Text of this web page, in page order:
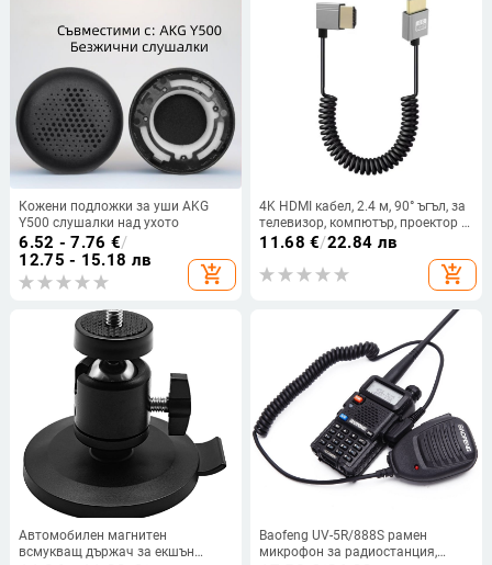
Кожени подложки за уши AKG
Y500 слушалки над ухото
6.52 - 7.76 €/
12.75 - 15.18 лв
add_shopping_cart
4K HDMI кабел, 2.4 м, 90° ъгъл, за
телевизор, компютър, проектор и
камера
11.68 €/22.84 лв
add_shopping_cart
Автомобилен магнитен
всмукващ държач за екшън
Baofeng UV-5R/888S рамен
микрофон за радиостанция,